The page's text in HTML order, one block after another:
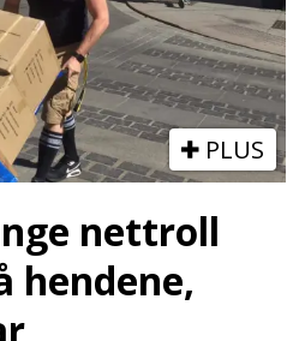
PLUS
nettroll
hendene,